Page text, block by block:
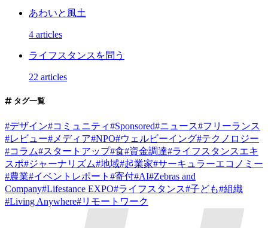
あわいと風土
4 articles
ライフスタンスを問う
22 articles
タグ一覧
#デザイン#コミュニティ#Sponsored#ニュース#フリーランス
#レビュー# メディア#NPO#ウェルビーイング#テクノロジー
#コラム#スタートアップ#食#資金調達#ライフスタンスエキ
スポ#ジャーナリズム#地域#起業家#サーキュラーエコノミー
#農業#イベントレポート #寄付#AI#Zebras and
Company#Lifestance EXPO#ライフスタンス#子ども#組織
#Living Anywhere#リモートワーク